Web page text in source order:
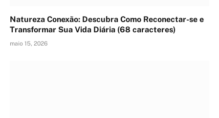
Natureza Conexão: Descubra Como Reconectar-se e
Transformar Sua Vida Diária (68 caracteres)
maio 15, 2026